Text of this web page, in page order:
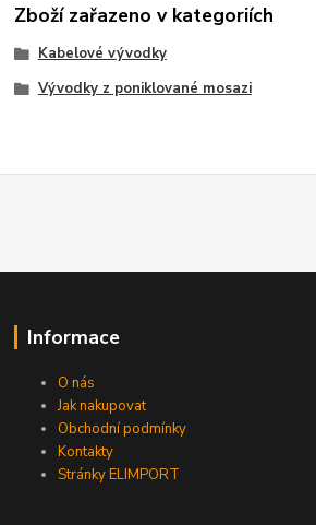
Zboží zařazeno v kategoriích
Kabelové vývodky
Vývodky z poniklované mosazi
Informace
O nás
Jak nakupovat
Obchodní podmínky
Kontakty
Stránky ELIMPORT